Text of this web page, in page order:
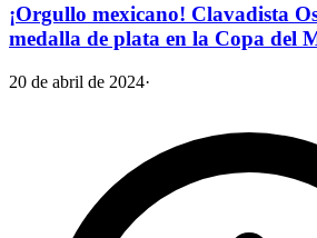
¡Orgullo mexicano! Clavadista
medalla de plata en la Copa del
20 de abril de 2024·